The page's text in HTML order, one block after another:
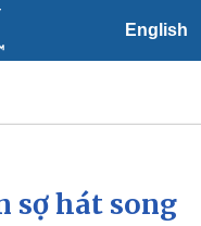
English
sợ hát song